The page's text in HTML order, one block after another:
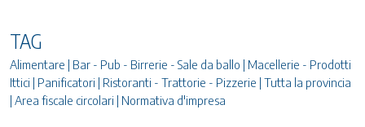
TAG
Alimentare | Bar - Pub - Birrerie - Sale da ballo | Macellerie - Prodotti
Ittici | Panificatori | Ristoranti - Trattorie - Pizzerie | Tutta la provincia
| Area fiscale circolari | Normativa d'impresa